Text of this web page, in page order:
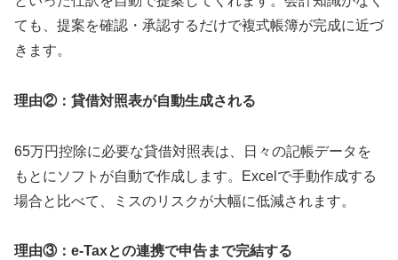
ても、提案を確認・承認するだけで複式帳簿が完成に近づ
きます。
理由②：貸借対照表が自動生成される
65万円控除に必要な貸借対照表は、日々の記帳データを
もとにソフトが自動で作成します。Excelで手動作成する
場合と比べて、ミスのリスクが大幅に低減されます。
理由③：e-Taxとの連携で申告まで完結する